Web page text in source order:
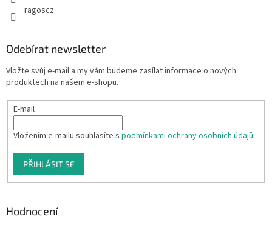
ragoscz
Odebírat newsletter
Vložte svůj e-mail a my vám budeme zasílat informace o nových
produktech na našem e-shopu.
E-mail
Vložením e-mailu souhlasíte s podmínkami ochrany osobních údajů
PŘIHLÁSIT SE
Hodnocení